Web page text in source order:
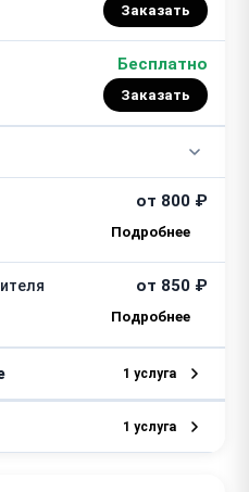
Заказать
Бесплатно
Заказать
от 800 ₽
от 850 ₽
1 услуга
от 750 ₽
1 услуга